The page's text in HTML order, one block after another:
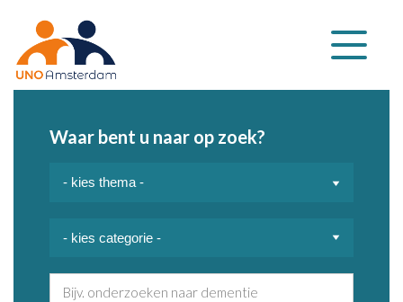
Klap
navigatie
Waar bent u naar op zoek?